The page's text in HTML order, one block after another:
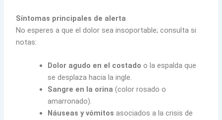
Síntomas principales de alerta
No esperes a que el dolor sea insoportable; consulta si
notas:
Dolor agudo en el costado o la espalda que
se desplaza hacia la ingle.
Sangre en la orina (color rosado o
amarronado).
Náuseas y vómitos asociados a la crisis de